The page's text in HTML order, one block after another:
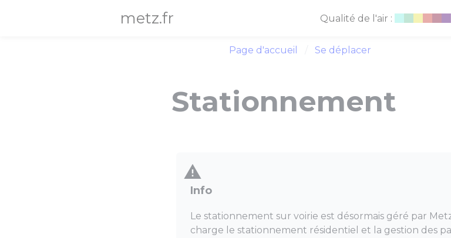
metz.fr Qualité de l'air :
Page d'accueil Se déplacer
Stationnement
Info
Le stationnement sur voirie est désormais géré par
charge le stationnement résidentiel et la gestion des